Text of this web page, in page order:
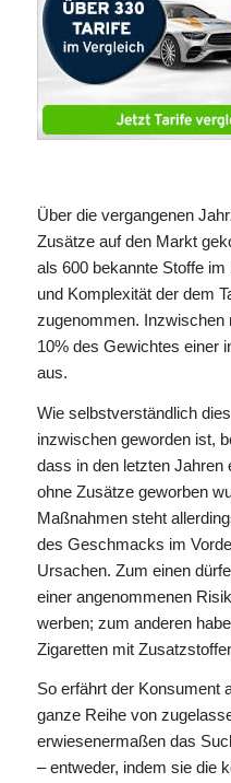
Über die vergangenen
Zusätze auf den Markt
als 600 bekannte Stoffe
und Komplexität der dem
zugenommen.
10% des Gewichtes einer
aus.
Wie selbstverständlich
inzwischen geworden ist,
dass in den letzten Jahren
ohne Zusätze geworben
Maßnahmen steht
des Geschmacks im
Ursachen. Zum einen
einer angenommenen
werben; zum anderen
Zigaretten mit
So erfährt der Konsument
ganze Reihe von
erwiesenermaßen das
– entweder, indem sie die